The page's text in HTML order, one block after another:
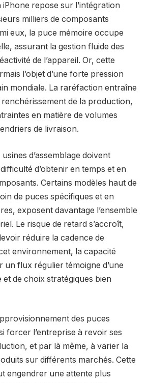
iPhone repose sur l’intégration
milliers de composants
eux, la puce mémoire occupe
assurant la gestion fluide des
de l’appareil. Or, cette
l’objet d’une forte pression
mondiale. La raréfaction entraîne
de la production,
en matière de volumes
de livraison.
d’assemblage doivent
d’obtenir en temps et en
Certains modèles haut de
de puces spécifiques et en
exposent davantage l’ensemble
Le risque de retard s’accroît,
réduire la cadence de
environnement, la capacité
un flux régulier témoigne d’une
de choix stratégiques bien
des puces
forcer l’entreprise à revoir ses
et par là même, à varier la
sur différents marchés. Cette
engendrer une attente plus